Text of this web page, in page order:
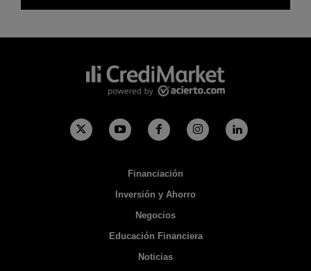
Financiación
Inversión y Ahorro
Negocios
Educación Financiera
Noticias